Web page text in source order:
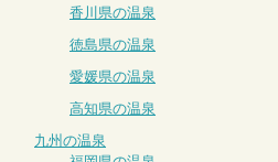
香川県の温泉
徳島県の温泉
愛媛県の温泉
高知県の温泉
九州の温泉